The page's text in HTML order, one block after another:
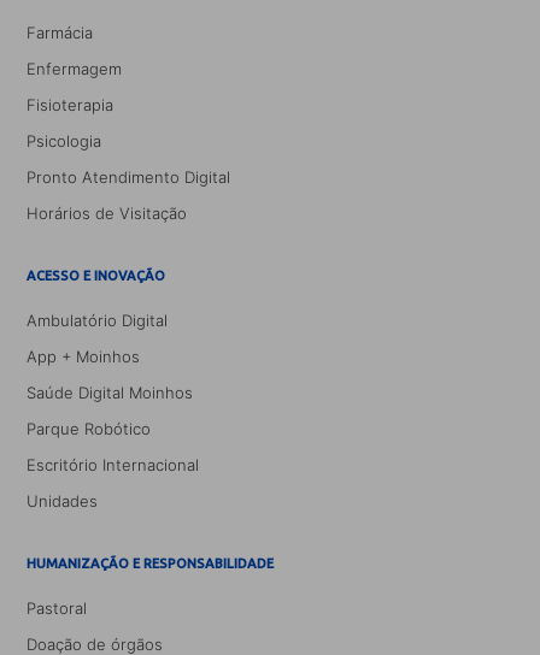
Farmácia
Enfermagem
Fisioterapia
Psicologia
Pronto Atendimento Digital
Horários de Visitação
ACESSO E INOVAÇÃO
Ambulatório Digital
App + Moinhos
Saúde Digital Moinhos
Parque Robótico
Escritório Internacional
Unidades
HUMANIZAÇÃO E RESPONSABILIDADE
Pastoral
Doação de órgãos